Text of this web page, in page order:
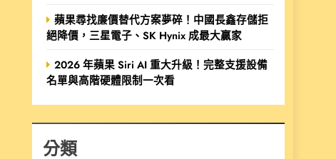
蘋果尋找廉價替代方案夢碎！中國長鑫存儲拒
絕降價，三星電子、SK Hynix 成最大贏家
2026 年蘋果 Siri AI 重大升級！完整支援設備
名單與高階硬體限制一次看
分類